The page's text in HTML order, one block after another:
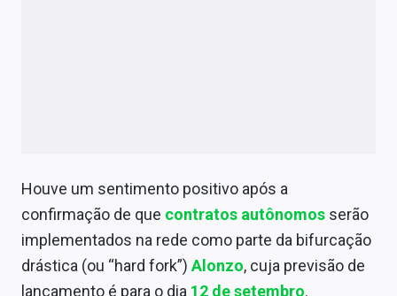
Houve um sentimento positivo após a
confirmação de que contratos autônomos serão
implementados na rede como parte da bifurcação
drástica (ou “hard fork”) Alonzo, cuja previsão de
lançamento é para o dia 12 de setembro.